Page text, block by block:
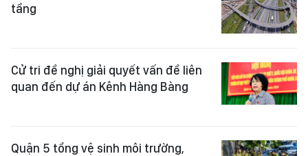
tầng
Cử tri đề nghị giải quyết vấn đề liên
quan đến dự án Kênh Hàng Bàng
Quận 5 tổng vệ sinh môi trường,